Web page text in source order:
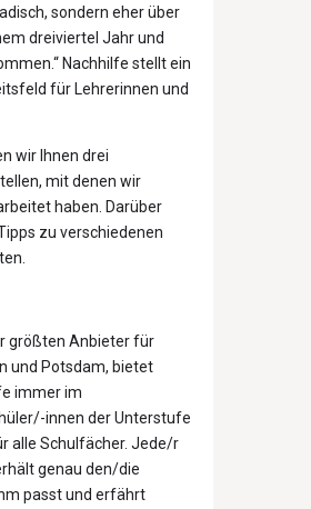
sondern eher über
dreiviertel Jahr und
Nachhilfe stellt ein
für Lehrerinnen und
wir Ihnen drei
mit denen wir
haben. Darüber
zu verschiedenen
größten Anbieter für
und Potsdam, bietet
immer im
innen der Unterstufe
alle Schulfächer. Jede/r
genau den/die
passt und erfährt